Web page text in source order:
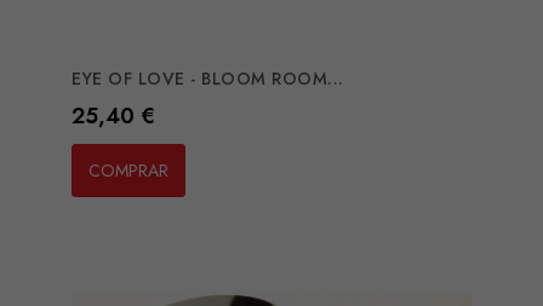
EYE OF LOVE - BLOOM ROOM...
Preço
25,40 €
COMPRAR